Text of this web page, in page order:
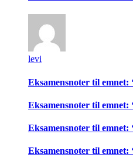
levi
Eksamensnoter til emnet:
Eksamensnoter til emnet:
Eksamensnoter til emnet:
Eksamensnoter til emnet: